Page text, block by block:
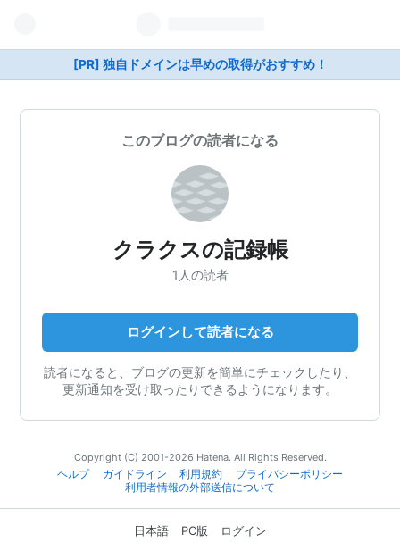
[PR] 独自ドメインは早めの取得がおすすめ！
このブログの読者になる
クラクスの記録帳
1人の読者
ログインして読者になる
読者になると、ブログの更新を簡単にチェックしたり、
更新通知を受け取ったりできるようになります。
Copyright (C) 2001-2026 Hatena. All Rights Reserved.
ヘルプ
ガイドライン 利用規約
プライバシーポリシー
利用者情報の外部送信について
日本語 PC版 ログイン